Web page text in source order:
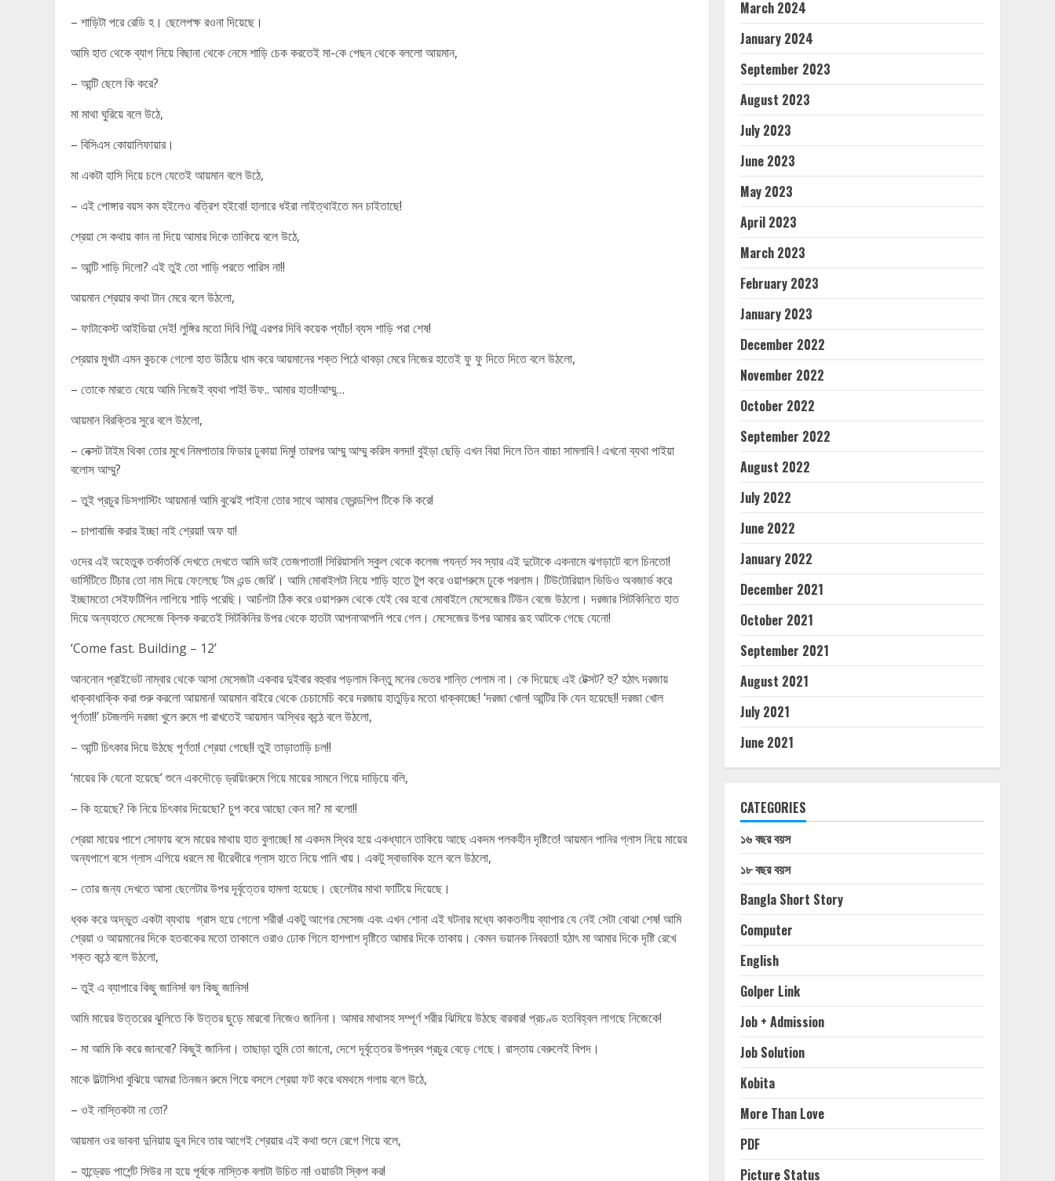
– শাড়িটা পরে রেডি হ। ছেলেপক্ষ রওনা দিয়েছে।
আমি হাত থেকে ব্যাগ নিয়ে বিছানা থেকে নেমে শাড়ি চেক করতেই মা-কে পেছন থেকে বললো আয়মান,
– আন্টি ছেলে কি করে?
মা মাথা ঘুরিয়ে বলে উঠে,
– বিসিএস কোয়ালিফায়ার।
মা একটা হাসি দিয়ে চলে যেতেই আয়মান বলে উঠে,
– এই পোঙ্গার বয়স কম হইলেও বত্রিশ হইবো! হালারে ধইরা লাইত্থাইতে মন চাইতাছে!
শ্রেয়া সে কথায় কান না দিয়ে আমার দিকে তাকিয়ে বলে উঠে,
– আন্টি শাড়ি দিলো? এই তুই তো শাড়ি পরতে পারিস না!!
আয়মান শ্রেয়ার কথা টান মেরে বলে উঠলো,
– ফাটাকেস্ট আইডিয়া দেই! লুঙ্গির মতো দিবি গিট্টু এরপর দিবি কয়েক প্যাঁচ! ব্যস শাড়ি পরা শেষ!
শ্রেয়ার মুখটা এমন কুচকে গেলো হাত উঠিয়ে ধাম করে আয়মানের শক্ত পিঠে থাবড়া মেরে নিজের হাতেই ফু ফু দিতে দিতে বলে উঠলো,
– তোকে মারতে যেয়ে আমি নিজেই ব্যথা পাই! উফ.. আমার হাত!!আম্মু…
আয়মান বিরক্তির সুরে বলে উঠলো,
– নেক্সট টাইম থিকা তোর মুখে নিমপাতার ফিডার ঢুকায়া দিমু! তারপর আম্মু আম্মু করিস বলদা! বুইড়া ছেড়ি এখন বিয়া দিলে তিন বাচ্চা সামলাবি ! এখনো ব্যথা পাইয়া
বলোস আম্মু?
– তুই প্রচুর ডিসগাস্টিং আয়মান! আমি বুঝেই পাইনা তোর সাথে আমার ফ্রেন্ডশিপ টিকে কি করে!
– চাপাবাজি করার ইচ্ছা নাই শ্রেয়া! অফ যা!
ওদের এই অহেতুক তর্কাতর্কি দেখতে দেখতে আমি ভাই তেজপাতা!! সিরিয়াসলি স্কুল থেকে কলেজ পযর্ন্ত সব স্যার এই দুটোকে একনামে ঝগড়াটে বলে চিনতো!
ভার্সিটিতে টিচার তো নাম দিয়ে ফেলেছে ‘টম এন্ড জেরি’। আমি মোবাইলটা নিয়ে শাড়ি হাতে টুপ করে ওয়াশরুমে ঢুকে পরলাম। টিউটোরিয়াল ভিডিও অবজার্ভ করে
ইচ্ছামতো সেইফটিপিন লাগিয়ে শাড়ি পরেছি। আচঁলটা ঠিক করে ওয়াশরুম থেকে যেই বের হবো মোবাইলে মেসেজের টিউন বেজে উঠলো। দরজার সিটকিনিতে হাত
দিয়ে অন্যহাতে মেসেজে ক্লিক করতেই সিটকিনির উপর থেকে হাতটা আপনাআপনি পরে গেল। মেসেজের উপর আমার রূহ আটকে গেছে যেনো!
‘Come fast. Building – 12’
আননোন প্রাইভেট নাম্বার থেকে আসা মেসেজটা একবার দুইবার বহুবার পড়লাম কিন্তু মনের ভেতর শান্তি পেলাম না। কে দিয়েছে এই টেক্সট? হু? হঠাৎ দরজায়
ধাক্কাধাক্কি করা শুরু করলো আয়মান! আয়মান বাইরে থেকে চেচামেচি করে দরজায় হাতুড়ির মতো ধাক্কাচ্ছে! ‘দরজা খোল! আন্টির কি যেন হয়েছে!! দরজা খোল
পূর্ণতা!!’ চটজলদি দরজা খুলে রুমে পা রাখতেই আয়মান অস্থির কন্ঠে বলে উঠলো,
– আন্টি চিৎকার দিয়ে উঠছে পূর্ণতা! শ্রেয়া গেছে!! তুই তাড়াতাড়ি চল!!
‘মায়ের কি যেনো হয়েছে’ শুনে একদৌড়ে ড্রয়িংরুমে গিয়ে মায়ের সামনে গিয়ে দাড়িয়ে বলি,
– কি হয়েছে? কি নিয়ে চিৎকার দিয়েছো? চুপ করে আছো কেন মা? মা বলো!!
শ্রেয়া মায়ের পাশে সোফায় বসে মায়ের মাথায় হাত বুলাচ্ছে! মা একদম স্থির হয়ে একধ্যানে তাকিয়ে আছে একদম পলকহীন দৃষ্টিতে! আয়মান পানির গ্লাস নিয়ে মায়ের
অন্যপাশে বসে গ্লাস এগিয়ে ধরলে মা ধীরেধীরে গ্লাস হাতে নিয়ে পানি খায়। একটু স্বাভাবিক হলে বলে উঠলো,
– তোর জন্য দেখতে আসা ছেলেটার উপর দূর্বৃত্তের হামলা হয়েছে। ছেলেটার মাথা ফাটিয়ে দিয়েছে।
ধ্বক করে অদ্ভুত একটা ব্যথায় গ্রাস হয়ে গেলো শরীর! একটু আগের মেসেজ এবং এখন শোনা এই ঘটনার মধ্যে কাকতলীয় ব্যাপার যে নেই সেটা বোঝা শেষ! আমি
শ্রেয়া ও আয়মানের দিকে হতবাকের মতো তাকালে ওরাও ঢোক গিলে হাশপাশ দৃষ্টিতে আমার দিকে তাকায়। কেমন ভয়ানক নিবরতা! হঠাৎ মা আমার দিকে দৃষ্টি রেখে
শক্ত কন্ঠে বলে উঠলো,
– তুই এ ব্যাপারে কিছু জানিস! বল কিছু জানিস!
আমি মায়ের উত্তরের ঝুলিতে কি উত্তর ছুড়ে মারবো নিজেও জানিনা। আমার মাথাসহ সম্পূর্ণ শরীর ঝিমিয়ে উঠছে বারবার! প্রচণ্ড হতবিহ্বল লাগছে নিজেকে!
– মা আমি কি করে জানবো? কিছুই জানিনা। তাছাড়া তুমি তো জানো, দেশে দূর্বৃত্তের উপদ্রব প্রচুর বেড়ে গেছে। রাস্তায় বেরুলেই বিপদ।
মাকে উল্টাসিধা বুঝিয়ে আমরা তিনজন রুমে গিয়ে বসলে শ্রেয়া ফট করে থমথমে গলায় বলে উঠে,
– ওই নাস্তিকটা না তো?
আয়মান ওর ভাবনা দুনিয়ায় ডুব দিবে তার আগেই শ্রেয়ার এই কথা শুনে রেগে গিয়ে বলে,
– হান্ড্রেড পার্শেন্ট সিউর না হয়ে পূর্বকে নাস্তিক বলাটা উচিত না! ওয়ার্ডটা স্কিপ কর!
March 2024
January 2024
September 2023
August 2023
July 2023
June 2023
May 2023
April 2023
March 2023
February 2023
January 2023
December 2022
November 2022
October 2022
September 2022
August 2022
July 2022
June 2022
January 2022
December 2021
October 2021
September 2021
August 2021
July 2021
June 2021
CATEGORIES
১৬ বছর বয়স
১৮ বছর বয়স
Bangla Short Story
Computer
English
Golper Link
Job + Admission
Job Solution
Kobita
More Than Love
PDF
Picture Status